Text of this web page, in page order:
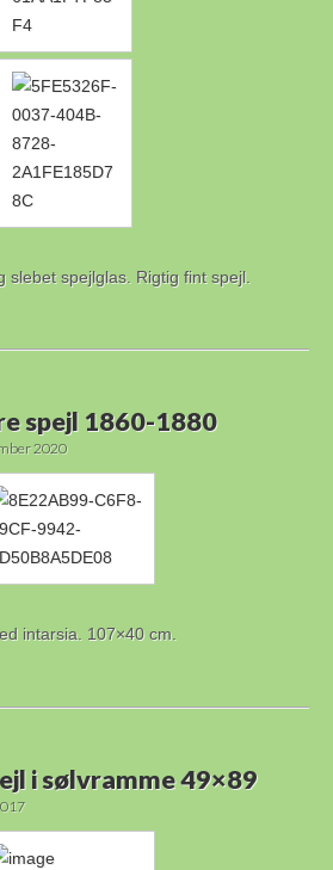
slebet spejlglas. Rigtig fint spejl.
spejl 1860-1880
2020
intarsia. 107×40 cm.
i sølvramme 49×89